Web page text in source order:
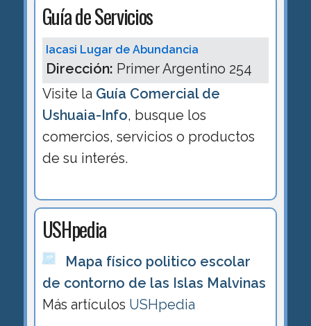
Guía de Servicios
Iacasi Lugar de Abundancia
Dirección: Primer Argentino 254
Visite la Guía Comercial de
Ushuaia-Info, busque los
comercios, servicios o productos
de su interés.
USHpedia
Mapa físico politico escolar
de contorno de las Islas Malvinas
Más artículos USHpedia